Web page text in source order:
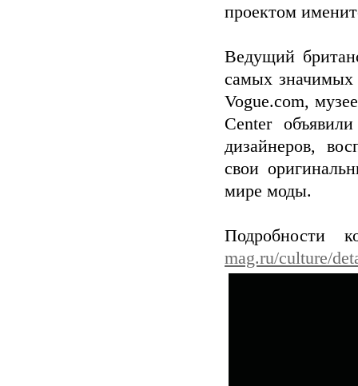
проектом
Ведущий
самых значимых
Vogue.com,
Center
дизайнеров,
свои
мире моды.
Подробности
mag.ru/culture/